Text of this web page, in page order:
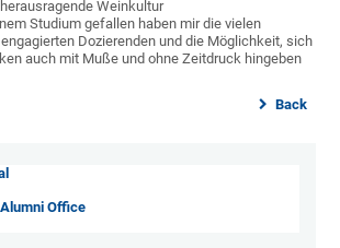
Weinkultur
Studium gefallen haben mir die vielen
Dozierenden und die Möglichkeit, sich
auch mit Muße und ohne Zeitdruck hingeben
Back
Office